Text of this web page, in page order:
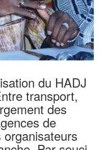
du HADJ
transport,
des
de